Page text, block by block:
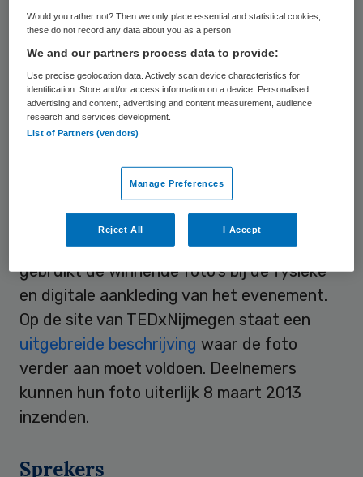
van een zwart wit foto met een ‘touch of
red’ dienen deelnemers aan de wedstrijd
een belangrijk moment in het leven vast te
leggen. Winnaars krijgen onder andere een
toegangsbewijs voor het evenement.
doen aan de wedstrijd. Deze zijn: ‘van
conceptie tot geboorte’, ‘van geboorte tot
16’, ‘van 16 tot 40’, ‘van 40 tot 70’ en
tenslotte ‘van 70 tot 110’. TEDxNijmegen
gebruikt de winnende foto’s bij de fysieke
en digitale aankleding van het evenement.
Op de site van TEDxNijmegen staat een
uitgebreide beschrijving waar de foto
verder aan moet voldoen. Deelnemers
kunnen hun foto uiterlijk 8 maart 2013
inzenden.
Sprekers
Would you rather not? Then we only place essential and statistical cookies,
these do not record any data about you as a person
We and our partners process data to provide:
Use precise geolocation data. Actively scan device characteristics for
identification. Store and/or access information on a device. Personalised
advertising and content, advertising and content measurement, audience
research and services development.
List of Partners (vendors)
Manage Preferences
Reject All I Accept